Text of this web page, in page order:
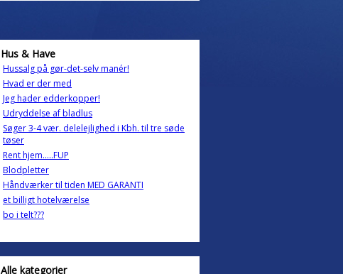
Hus & Have
Hussalg på gør-det-selv manér!
Hvad er der med
Jeg hader edderkopper!
Udryddelse af bladlus
Søger 3-4 vær. delelejlighed i Kbh. til tre søde
tøser
Rent hjem.....FUP
Blodpletter
Håndværker til tiden MED GARANTI
et billigt hotelværelse
bo i telt???
Alle kategorier